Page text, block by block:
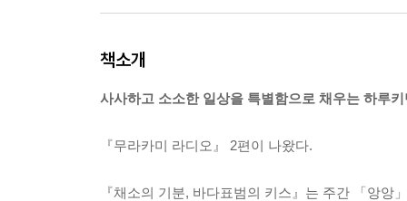
책소개
사사하고 소소한 일상을 특별함으로 채우는 하루
『무라카미 라디오』 2편이 나왔다.
『채소의 기분, 바다표범의 키스』는 주간 「앙앙